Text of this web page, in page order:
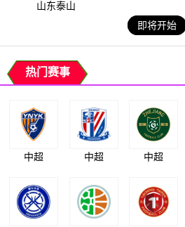
山东泰山
即将开始
热门赛事
中超 中超 中超